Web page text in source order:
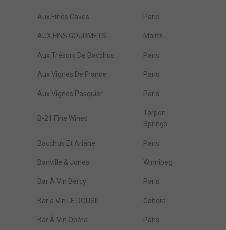
Aux Fines Caves Paris
AUX FINS GOURMETS Mainz
Aux Trésors De Bacchus Paris
Aux Vignes De France Paris
Aux Vignes Pasquier Paris
B-21 Fine Wines
Tarpon
Springs
Bacchus Et Ariane Paris
Banville & Jones Winnipeg
Bar À Vin Bercy Paris
Bar a Vin LE DOUSIL Cahors
Bar À Vin Opéra Paris